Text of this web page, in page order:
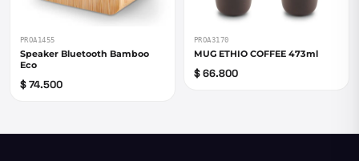
PROA1455
Speaker Bluetooth Bamboo
Eco
$ 74.500
PROA3170
MUG ETHIO COFFEE 473ml
$ 66.800